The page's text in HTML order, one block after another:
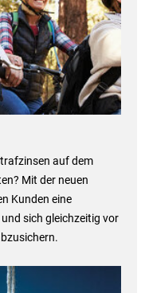
auf dem
Mit der neuen
Kunden eine
sich gleichzeitig vor